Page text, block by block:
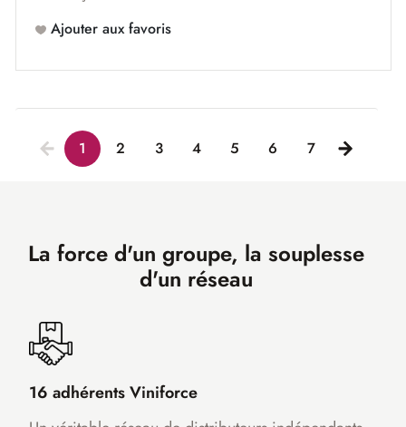
Ajouter aux favoris
1 2 3 4 5 6 7
La force d'un groupe, la souplesse
d'un réseau
16 adhérents Viniforce